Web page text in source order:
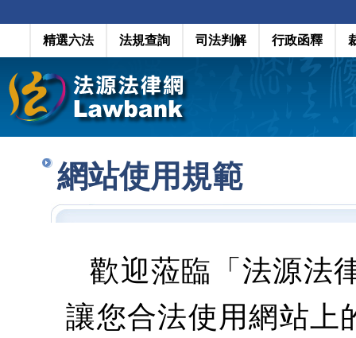
精選六法 法規查詢 司法判解 行政函釋
網站使用規範
歡迎蒞臨「法源法
讓您合法使用網站上